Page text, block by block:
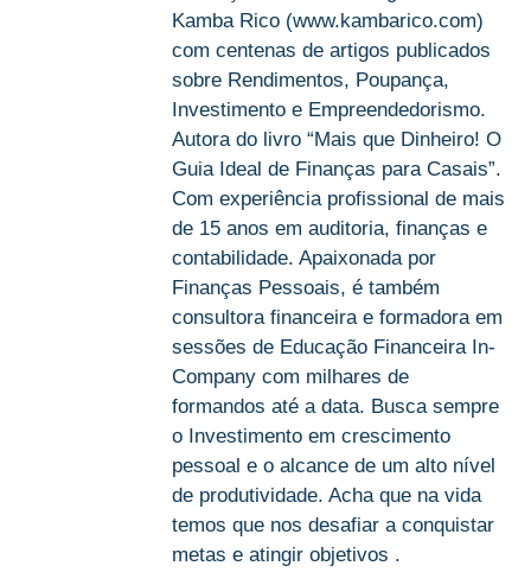
Kamba Rico (www.kambarico.com)
com centenas de artigos publicados
sobre Rendimentos, Poupança,
Investimento e Empreendedorismo.
Autora do livro “Mais que Dinheiro! O
Guia Ideal de Finanças para Casais”.
Com experiência profissional de mais
de 15 anos em auditoria, finanças e
contabilidade. Apaixonada por
Finanças Pessoais, é também
consultora financeira e formadora em
sessões de Educação Financeira In-
Company com milhares de
formandos até a data. Busca sempre
o Investimento em crescimento
pessoal e o alcance de um alto nível
de produtividade. Acha que na vida
temos que nos desafiar a conquistar
metas e atingir objetivos .